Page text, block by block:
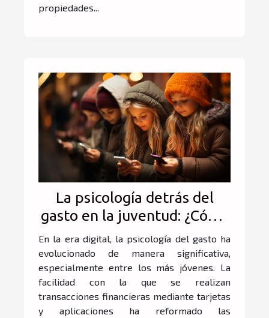
propiedades...
La psicología detrás del
gasto en la juventud: ¿Cómo
influyen las tarjetas y las
apps?
En la era digital, la psicología del gasto ha
evolucionado de manera significativa,
especialmente entre los más jóvenes. La
facilidad con la que se realizan
transacciones financieras mediante tarjetas
y aplicaciones ha reformado las